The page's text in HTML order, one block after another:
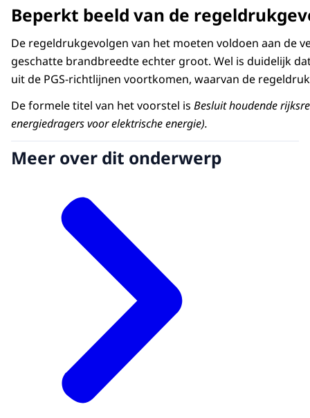
Beperkt beeld van de
De regeldrukgevolgen van het moeten voldoen aan de
geschatte brandbreedte echter groot. Wel is duidelijk
uit de PGS‑richtlijnen voortkomen, waarvan de
De formele titel van het voorstel is Besluit houdende
energiedragers voor elektrische energie).
Meer over dit onderwerp